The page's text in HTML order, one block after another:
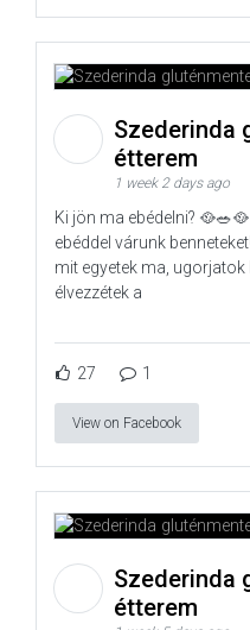
Szederinda
étterem
1 week 2 days ago
Ki jön ma ebédelni?
ebéddel várunk
mit egyetek ma, ugorjatok
élvezzétek a
27 1
View on Facebook
Szederinda
étterem